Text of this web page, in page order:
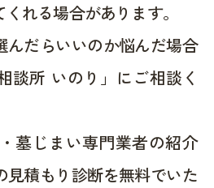
れる場合があります。
んだらいいのか悩んだ場合
談所 いのり」にご相談く
墓じまい専門業者の紹介
見積もり診断を無料でいた